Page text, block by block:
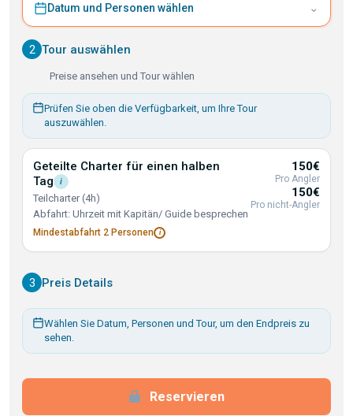
Datum und Personen wählen ⌄
2 Tour auswählen
Preise ansehen und Tour wählen
Prüfen Sie oben die Verfügbarkeit, um Ihre Tour
auszuwählen.
Geteilte Charter für einen halben
Tag
i
Teilcharter (4h)
Abfahrt: Uhrzeit mit Kapitän/ Guide besprechen
Mindestabfahrt 2 Personen i
150€
Pro Angler
150€
Pro nicht-Angler
3 Preis Details
Wählen Sie Datum, Personen und Tour, um den Endpreis zu
sehen.
Reservieren